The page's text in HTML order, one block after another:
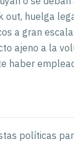
out, huelga
a gran
ajeno a la
haber
políticas